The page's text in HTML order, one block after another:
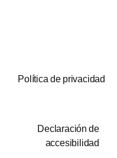
Política de privacidad
Declaración de
accesibilidad